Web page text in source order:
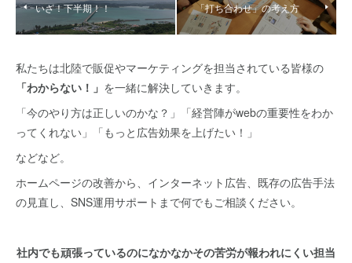
いざ！下半期！！ 「打ち合わせ」の考え方
私たちは北陸で販促やマーケティングを担当されている皆様の
「わからない！」 を一緒に解決していきます。
「今のやり方は正しいのかな？」「経営陣がwebの重要性をわか
ってくれない」「もっと広告効果を上げたい！」
などなど。
ホームページの改善から、インターネット広告、既存の広告手法
の見直し、SNS運用サポートまで何でもご相談ください。
社内でも頑張っているのになかなかその苦労が報われにくい担当